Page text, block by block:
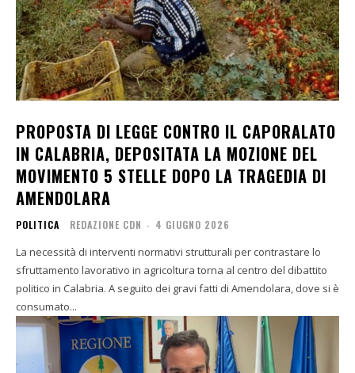
PROPOSTA DI LEGGE CONTRO IL CAPORALATO
IN CALABRIA, DEPOSITATA LA MOZIONE DEL
MOVIMENTO 5 STELLE DOPO LA TRAGEDIA DI
AMENDOLARA
POLITICA REDAZIONE CDN - 4 GIUGNO 2026
La necessità di interventi normativi strutturali per contrastare lo
sfruttamento lavorativo in agricoltura torna al centro del dibattito
politico in Calabria. A seguito dei gravi fatti di Amendolara, dove si è
consumato...